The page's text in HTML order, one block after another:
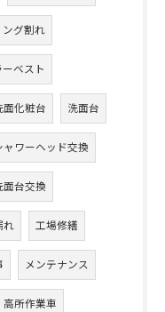
ング割れ
ーベスト
面化粧台 洗面台
ャワーヘッド交換
面台交換
れ 工場修繕
メンテナンス
高所作業車